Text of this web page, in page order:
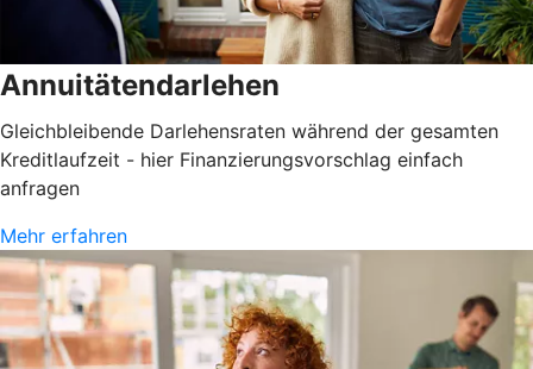
Annuitätendarlehen
Gleichbleibende Darlehensraten während der gesamten
Kreditlaufzeit - hier Finanzierungsvorschlag einfach
anfragen
Mehr erfahren